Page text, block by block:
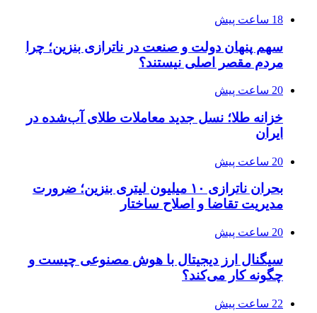
18 ساعت پیش
سهم پنهان دولت و صنعت در ناترازی بنزین؛ چرا
مردم مقصر اصلی نیستند؟
20 ساعت پیش
خزانه طلا؛ نسل جدید معاملات طلای آب‌شده در
ایران
20 ساعت پیش
بحران ناترازی ۱۰ میلیون لیتری بنزین؛ ضرورت
مدیریت تقاضا و اصلاح ساختار
20 ساعت پیش
سیگنال ارز دیجیتال با هوش مصنوعی چیست و
چگونه کار می‌کند؟
22 ساعت پیش